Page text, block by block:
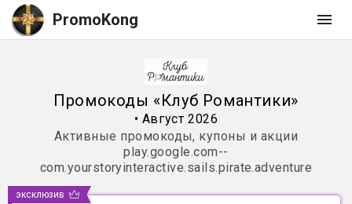
PromoKong
Промокоды «Клуб Романтики»
• Август 2026
Активные промокоды, купоны и акции
play.google.com--
com.yourstoryinteractive.sails.pirate.adventure
эксклюзив